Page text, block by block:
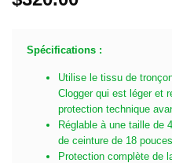
Spécifications :
Utilise le tissu de
Clogger qui est léger et
protection technique
Réglable à une taille de
de ceinture de 18
Protection complète de